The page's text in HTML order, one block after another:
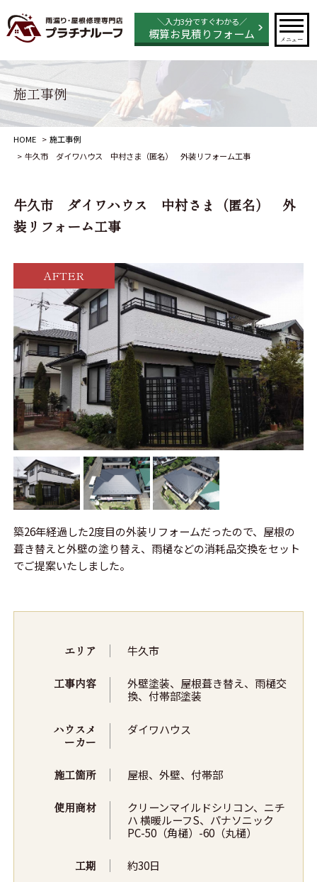
＼入力3分ですぐわかる／
概算お見積りフォーム メニュー
施工事例
HOME
施工事例
牛久市 ダイワハウス 中村さま（匿名） 外装リフォーム工事
牛久市 ダイワハウス 中村さま（匿名） 外
装リフォーム工事
築26年経過した2度目の外装リフォームだったので、屋根の
葺き替えと外壁の塗り替え、雨樋などの消耗品交換をセット
でご提案いたしました。
エリア 牛久市
工事内容
外壁塗装、屋根葺き替え、雨樋交
換、付帯部塗装
ハウスメ
ーカー
ダイワハウス
施工箇所 屋根、外壁、付帯部
使用商材
クリーンマイルドシリコン、ニチ
ハ 横暖ルーフS、パナソニック
PC-50（角樋）-60（丸樋）
工期 約30日